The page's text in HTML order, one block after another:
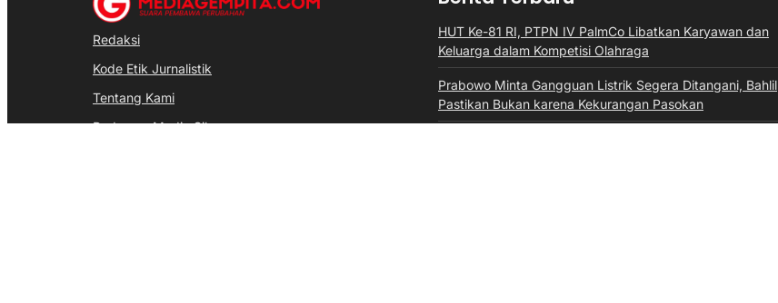
Redaksi
Kode Etik Jurnalistik
Tentang Kami
Pedoman Media Siber
HUT Ke-81 RI, PTPN IV PalmCo Libatkan Karyawan dan
Keluarga dalam Kompetisi Olahraga
Prabowo Minta Gangguan Listrik Segera Ditangani, Bahlil
Pastikan Bukan karena Kekurangan Pasokan